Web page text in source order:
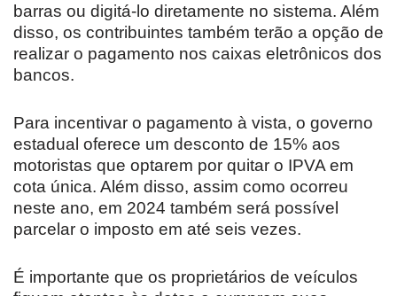
barras ou digitá-lo diretamente no sistema. Além
disso, os contribuintes também terão a opção de
realizar o pagamento nos caixas eletrônicos dos
bancos.
Para incentivar o pagamento à vista, o governo
estadual oferece um desconto de 15% aos
motoristas que optarem por quitar o IPVA em
cota única. Além disso, assim como ocorreu
neste ano, em 2024 também será possível
parcelar o imposto em até seis vezes.
É importante que os proprietários de veículos